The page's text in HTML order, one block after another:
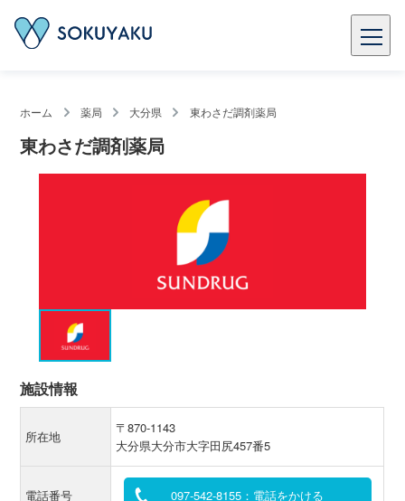
ホーム 薬局 大分県 東わさだ調剤薬局
東わさだ調剤薬局
施設情報
所在地
〒870-1143
大分県大分市大字田尻457番5
電話番号 097-542-8155：電話をかける